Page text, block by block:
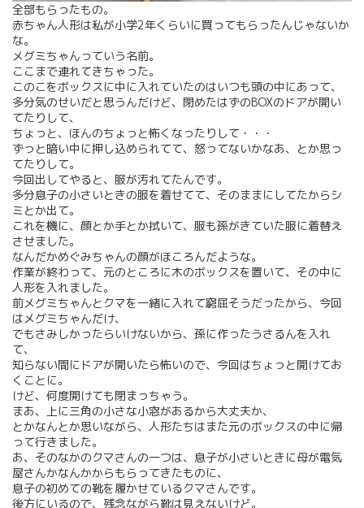
全部もらったもの。
赤ちゃん人形は私が小学2年くらいに買ってもらったんじゃないか
な。
メグミちゃんっていう名前。
ここまで連れてきちゃった。
このこをボックスに中に入れていたのはいつも頭の中にあって、
多分気のせいだと思うんだけど、閉めたはずのBOXのドアが開い
てたりして、
ちょっと、ほんのちょっと怖くなったりして・・・
ずっと暗い中に押し込められてて、怒ってないかなあ、とか思っ
てたりして。
今回出してやると、服が汚れてたんです。
多分息子の小さいときの服を着せてて、そのままにしてたからシ
ミとか出て。
これを機に、顔とか手とか拭いて、服も孫がきていた服に着替え
させました。
なんだかめぐみちゃんの顔がほころんだような。
作業が終わって、元のところに木のボックスを置いて、その中に
人形を入れました。
前メグミちゃんとクマを一緒に入れて窮屈そうだったから、今回
はメグミちゃんだけ、
でもさみしかったらいけないから、孫に作ったうさるんを入れ
て、
知らない間にドアが開いたら怖いので、今回はちょっと開けてお
くことに。
けど、何度開けても閉まっちゃう。
まあ、上に三角の小さな小窓があるから大丈夫か、
とかなんとか思いながら、人形たちはまた元のボックスの中に帰
って行きました。
あ、そのなかのクマさんの一つは、息子が小さいときに母が電気
屋さんかなんかからもらってきたものに、
息子の初めての靴を履かせているクマさんです。
後方にいるので、残念ながら靴は見えないけど。